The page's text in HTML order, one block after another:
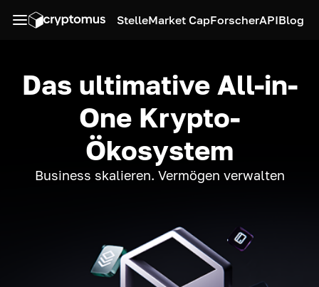
StelleMarket CapForscherAPIBlog
Das ultimative All-in-
One Krypto-
Ökosystem
Business skalieren. Vermögen verwalten